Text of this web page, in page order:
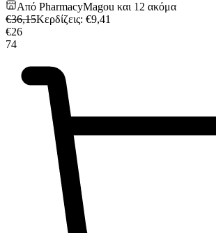
Από PharmacyMagou και 12 ακόμα
€36,15Κερδίζεις: €9,41
€26
74